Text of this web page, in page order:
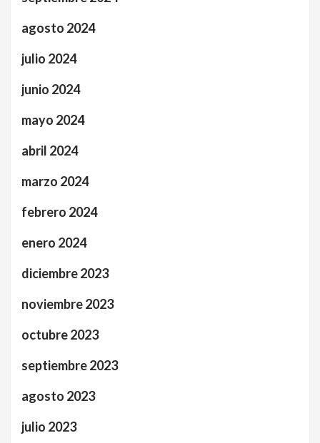
agosto 2024
julio 2024
junio 2024
mayo 2024
abril 2024
marzo 2024
febrero 2024
enero 2024
diciembre 2023
noviembre 2023
octubre 2023
septiembre 2023
agosto 2023
julio 2023